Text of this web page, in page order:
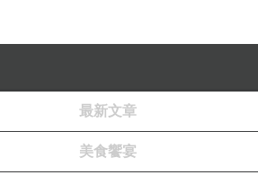
最新文章
美食饗宴